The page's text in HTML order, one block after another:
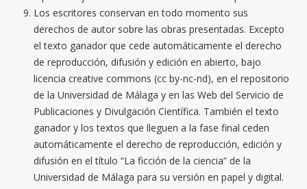
Los escritores conservan en todo momento sus
derechos de autor sobre las obras presentadas. Excepto
el texto ganador que cede automáticamente el derecho
de reproducción, difusión y edición en abierto, bajo
licencia creative commons (cc by-nc-nd), en el repositorio
de la Universidad de Málaga y en las Web del Servicio de
Publicaciones y Divulgación Científica. También el texto
ganador y los textos que lleguen a la fase final ceden
automáticamente el derecho de reproducción, edición y
difusión en el título “La ficción de la ciencia” de la
Universidad de Málaga para su versión en papel y digital.